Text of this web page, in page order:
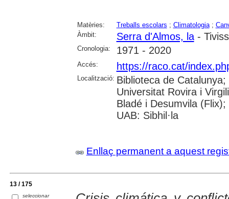
Matèries: Treballs escolars ; Climatologia;
Àmbit:
Serra d'Almos, la-
Cronologia: 1971 - 2020
Accés: https://raco.cat/
Localització: Biblioteca de
Universitat Rovira i
Bladé i Desumvila
UAB: Sibhil·la
Enllaç permanent a aquest
13 / 175
seleccionar